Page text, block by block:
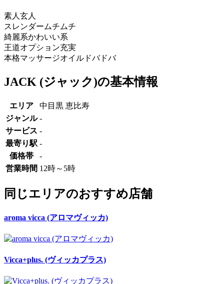
素人 玄人
スレンダー ムチムチ
綺麗系かわいい系
王道オプション充実
本格マッサージオイルドバドバ
JACK (ジャック)の基本情報
エリア
中目黒 恵比寿
ジャンル -
サービス -
最寄り駅 -
価格帯
-
営業時間 12時～5時
同じエリアのおすすめ店舗
aroma vicca (アロマヴィッカ)
Vicca+plus. (ヴィッカプラス)